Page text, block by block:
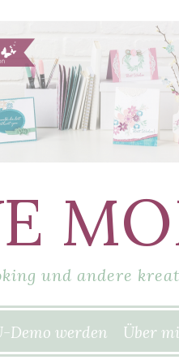
und andere
Demo werden Über